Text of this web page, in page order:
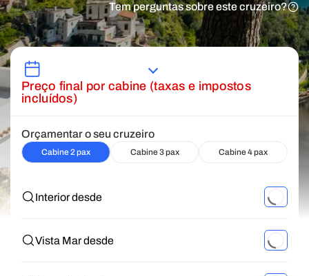
Tem perguntas sobre este cruzeiro?
Preço final por cabine (taxas e impostos
incluídos)
Orçamentar o seu cruzeiro
Cabine 2 pax Cabine 3 pax Cabine 4 pax
Interior desde
Vista Mar desde